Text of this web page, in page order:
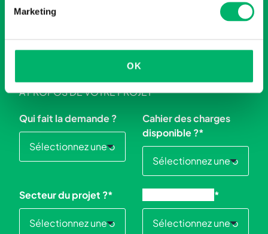
Marketing
OK
À PROPOS DE VOTRE PROJET
Qui fait la demande ?
Cahier des charges
disponible ?*
Secteur du projet ?* *